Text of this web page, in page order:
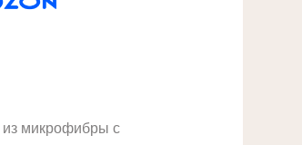
микрофибры с